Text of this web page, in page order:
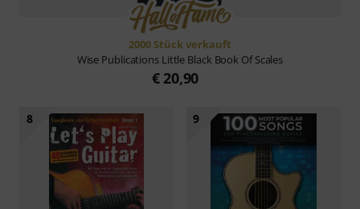
2000 Stück verkauft
Wise Publications Little Black Book Of Scales
€ 20,90
8 9